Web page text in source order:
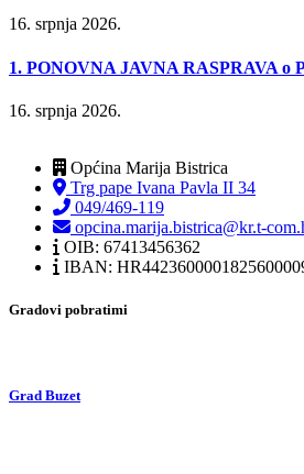
16. srpnja 2026.
1. PONOVNA JAVNA RASPRAVA o
16. srpnja 2026.
Općina Marija Bistrica
Trg pape Ivana Pavla II 34
049/469-119
opcina.marija.bistrica@kr.t-
OIB: 67413456362
IBAN:
Gradovi pobratimi
Grad Buzet